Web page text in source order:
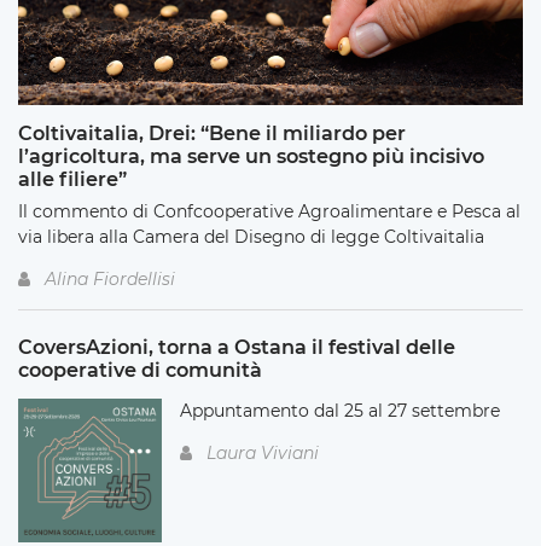
Coltivaitalia, Drei: “Bene il miliardo per
l’agricoltura, ma serve un sostegno più incisivo
alle filiere”
Il commento di Confcooperative Agroalimentare e Pesca al
via libera alla Camera del Disegno di legge Coltivaitalia
Alina Fiordellisi
CoversAzioni, torna a Ostana il festival delle
cooperative di comunità
Appuntamento dal 25 al 27 settembre
Laura Viviani